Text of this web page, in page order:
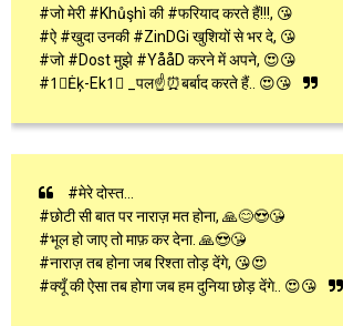
#जो मेरी #Khůşhì की #फरियाद करते हैं!!!, 😘
#ऐ #खुदा उनकी #ZinDGi खुशियों से भर दे, 😘
#जो #Dost मुझे #YååD करने में अपने, 😍😘
#1⃣Ėķ-Ek1⃣ _पल☝⏰बर्बाद करते हैं.. 😍😘
#मेरे दोस्त…
#छोटी सी बात पर नाराज़ मत होना, 🙏😊😍😘
#भूल हो जाए तो माफ़ कर देना. 🙏😍😘
#नाराज़ तब होना जब रिश्ता तोड़ देंगे, 😘😍
#क्यूँ की ऐसा तब होगा जब हम दुनिया छोड़ देंगे.. 😍😘